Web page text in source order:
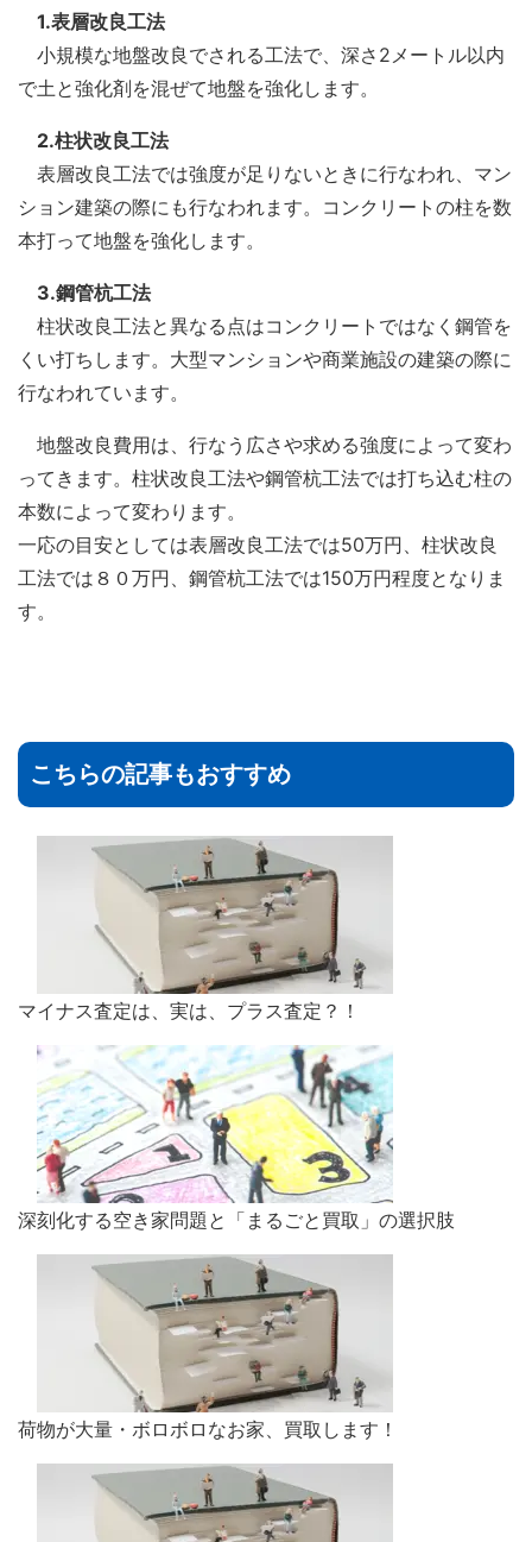
1.表層改良工法
小規模な地盤改良でされる工法で、深さ2メートル以内
で土と強化剤を混ぜて地盤を強化します。
2.柱状改良工法
表層改良工法では強度が足りないときに行なわれ、マン
ション建築の際にも行なわれます。コンクリートの柱を数
本打って地盤を強化します。
3.鋼管杭工法
柱状改良工法と異なる点はコンクリートではなく鋼管を
くい打ちします。大型マンションや商業施設の建築の際に
行なわれています。
地盤改良費用は、行なう広さや求める強度によって変わ
ってきます。柱状改良工法や鋼管杭工法では打ち込む柱の
本数によって変わります。
一応の目安としては表層改良工法では50万円、柱状改良
工法では８０万円、鋼管杭工法では150万円程度となりま
す。
こちらの記事もおすすめ
マイナス査定は、実は、プラス査定？！
深刻化する空き家問題と「まるごと買取」の選択肢
荷物が大量・ボロボロなお家、買取します！